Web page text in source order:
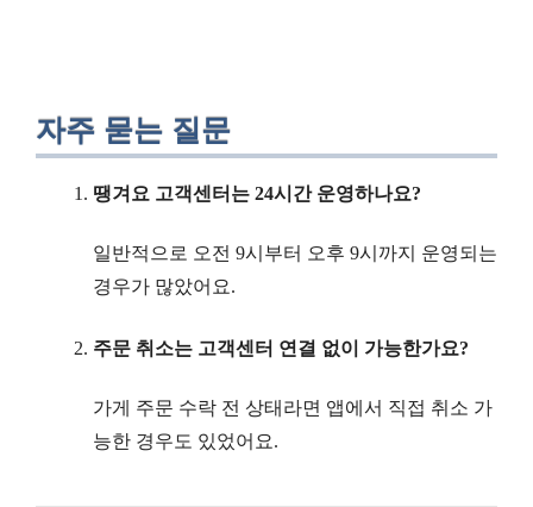
자주 묻는 질문
땡겨요 고객센터는 24시간 운영하나요?
일반적으로 오전 9시부터 오후 9시까지 운영되는
경우가 많았어요.
주문 취소는 고객센터 연결 없이 가능한가요?
가게 주문 수락 전 상태라면 앱에서 직접 취소 가
능한 경우도 있었어요.